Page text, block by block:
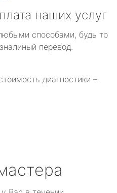
наших услуг
способами, будь то
перевод.
диагностики –